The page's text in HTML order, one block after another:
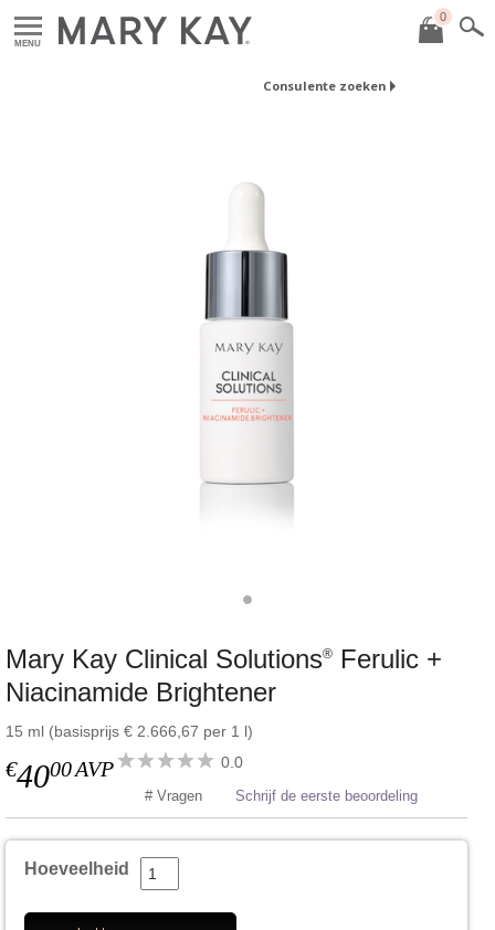
MENU
0
Consulente zoeken
Mary Kay Clinical Solutions®
Ferulic +
Niacinamide Brightener
15 ml (basisprijs € 2.666,67 per 1 l)
€4000AVP 0.0
# Vragen Schrijf de eerste beoordeling
Hoeveelheid